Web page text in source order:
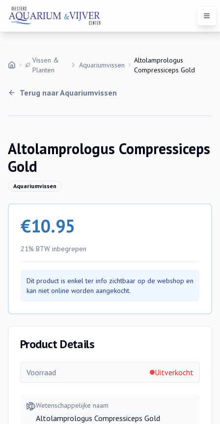
Vissen &
Planten
Aquariumvissen
Altolamprologus
Compressiceps Gold
Terug naarAquariumvissen
Altolamprologus Compressiceps
Gold
Aquariumvissen
€10.95
21% BTW inbegrepen
Dit product is enkel ter info zichtbaar op de webshop en
kan niet online worden aangekocht.
Product Details
Voorraad Uitverkocht
Wetenschappelijke naam
Altolamprologus Compressiceps Gold